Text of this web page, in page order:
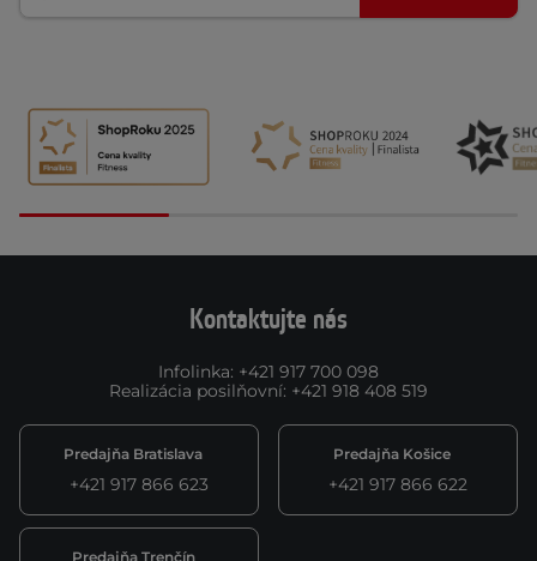
Kontaktujte nás
Infolinka: +421 917 700 098
Realizácia posilňovní: +421 918 408 519
Predajňa Bratislava
+421 917 866 623
Predajňa Košice
+421 917 866 622
Predajňa Trenčín